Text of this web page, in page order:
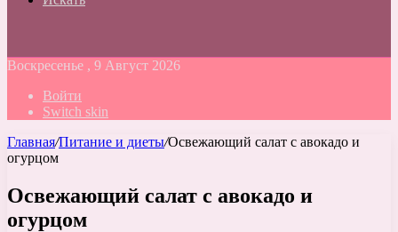
Воскресенье , 9 Август 2026
Войти
Switch skin
Главная/Питание и диеты/Освежающий салат с авокадо и
огурцом
Освежающий салат с авокадо и
огурцом